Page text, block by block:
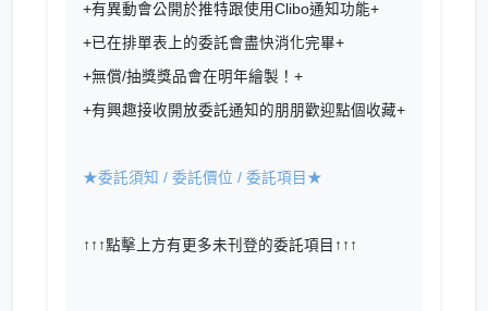
+有異動會公開於推特跟使用Clibo通知功能+
+已在排單表上的委託會盡快消化完畢+
+無償/抽獎獎品會在明年繪製！+
+有興趣接收開放委託通知的朋朋歡迎點個收藏+
★委託須知 / 委託價位 / 委託項目★
↑↑↑點擊上方有更多未刊登的委託項目↑↑↑